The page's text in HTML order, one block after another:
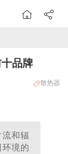
品牌
散热器
和辐
境的